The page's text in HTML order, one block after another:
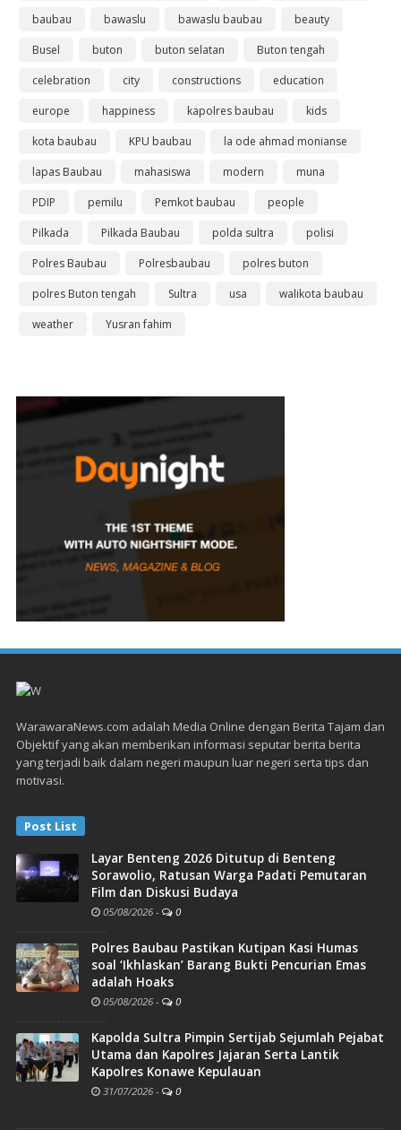
baubau
bawaslu bawaslu baubau
beauty
Busel
buton buton selatan
Buton tengah
celebration
city constructions
education
europe
happiness kapolres baubau
kids
kota baubau
KPU baubau
la ode ahmad monianse
lapas Baubau
mahasiswa modern
muna
PDIP
pemilu Pemkot baubau
people
Pilkada
Pilkada Baubau polda sultra
polisi
Polres Baubau
Polresbaubau
polres buton
polres Buton tengah
Sultra usa
walikota baubau
weather
Yusran fahim
WarawaraNews.com adalah Media Online dengan Berita Tajam dan
Objektif yang akan memberikan informasi seputar berita berita
yang terjadi baik dalam negeri maupun luar negeri serta tips dan
motivasi.
Post List
Layar Benteng 2026 Ditutup di Benteng
Sorawolio, Ratusan Warga Padati Pemutaran
Film dan Diskusi Budaya
05/08/2026 - 0
Polres Baubau Pastikan Kutipan Kasi Humas
soal ‘Ikhlaskan’ Barang Bukti Pencurian Emas
adalah Hoaks
05/08/2026 - 0
Kapolda Sultra Pimpin Sertijab Sejumlah Pejabat
Utama dan Kapolres Jajaran Serta Lantik
Kapolres Konawe Kepulauan
31/07/2026 - 0